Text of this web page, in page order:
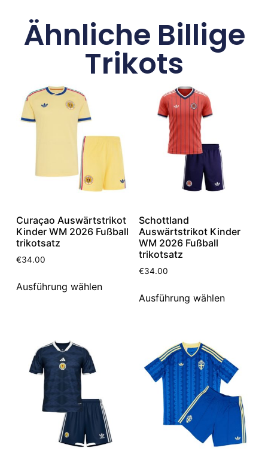
Ähnliche Billige
Trikots
Curaçao Auswärtstrikot
Kinder WM 2026 Fußball
trikotsatz
€34.00
Ausführung wählen
Schottland
Auswärtstrikot Kinder
WM 2026 Fußball
trikotsatz
€34.00
Ausführung wählen